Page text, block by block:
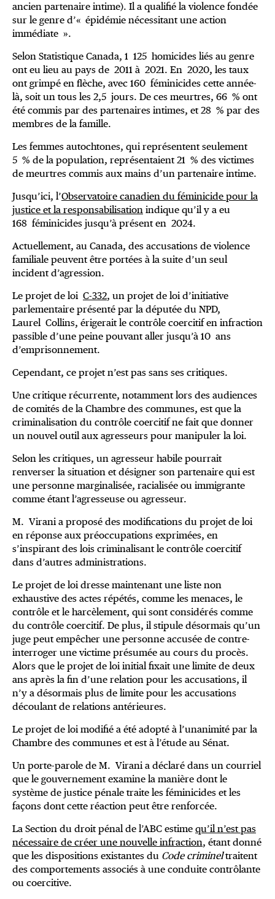
ancien partenaire intime). Il a qualifié la violence fondée
sur le genre d’« épidémie nécessitant une action
immédiate ».
Selon Statistique Canada, 1 125 homicides liés au genre
ont eu lieu au pays de 2011 à 2021. En 2020, les taux
ont grimpé en flèche, avec 160 féminicides cette année-
là, soit un tous les 2,5 jours. De ces meurtres, 66 % ont
été commis par des partenaires intimes, et 28 % par des
membres de la famille.
Les femmes autochtones, qui représentent seulement
5 % de la population, représentaient 21 % des victimes
de meurtres commis aux mains d’un partenaire intime.
Jusqu’ici, l’Observatoire canadien du féminicide pour la
justice et la responsabilisation indique qu’il y a eu
168 féminicides jusqu’à présent en 2024.
Actuellement, au Canada, des accusations de violence
familiale peuvent être portées à la suite d’un seul
incident d’agression.
Le projet de loi C-332, un projet de loi d’initiative
parlementaire présenté par la députée du NPD,
Laurel Collins, érigerait le contrôle coercitif en infraction
passible d’une peine pouvant aller jusqu’à 10 ans
d’emprisonnement.
Cependant, ce projet n’est pas sans ses critiques.
Une critique récurrente, notamment lors des audiences
de comités de la Chambre des communes, est que la
criminalisation du contrôle coercitif ne fait que donner
un nouvel outil aux agresseurs pour manipuler la loi.
Selon les critiques, un agresseur habile pourrait
renverser la situation et désigner son partenaire qui est
une personne marginalisée, racialisée ou immigrante
comme étant l’agresseuse ou agresseur.
M. Virani a proposé des modifications du projet de loi
en réponse aux préoccupations exprimées, en
s’inspirant des lois criminalisant le contrôle coercitif
dans d’autres administrations.
Le projet de loi dresse maintenant une liste non
exhaustive des actes répétés, comme les menaces, le
contrôle et le harcèlement, qui sont considérés comme
du contrôle coercitif. De plus, il stipule désormais qu’un
juge peut empêcher une personne accusée de contre-
interroger une victime présumée au cours du procès.
Alors que le projet de loi initial fixait une limite de deux
ans après la fin d’une relation pour les accusations, il
n’y a désormais plus de limite pour les accusations
découlant de relations antérieures.
Le projet de loi modifié a été adopté à l’unanimité par la
Chambre des communes et est à l’étude au Sénat.
Un porte-parole de M. Virani a déclaré dans un courriel
que le gouvernement examine la manière dont le
système de justice pénale traite les féminicides et les
façons dont cette réaction peut être renforcée.
La Section du droit pénal de l’ABC estime qu’il n’est pas
nécessaire de créer une nouvelle infraction, étant donné
que les dispositions existantes du Code crimineltraitent
des comportements associés à une conduite contrôlante
ou coercitive.